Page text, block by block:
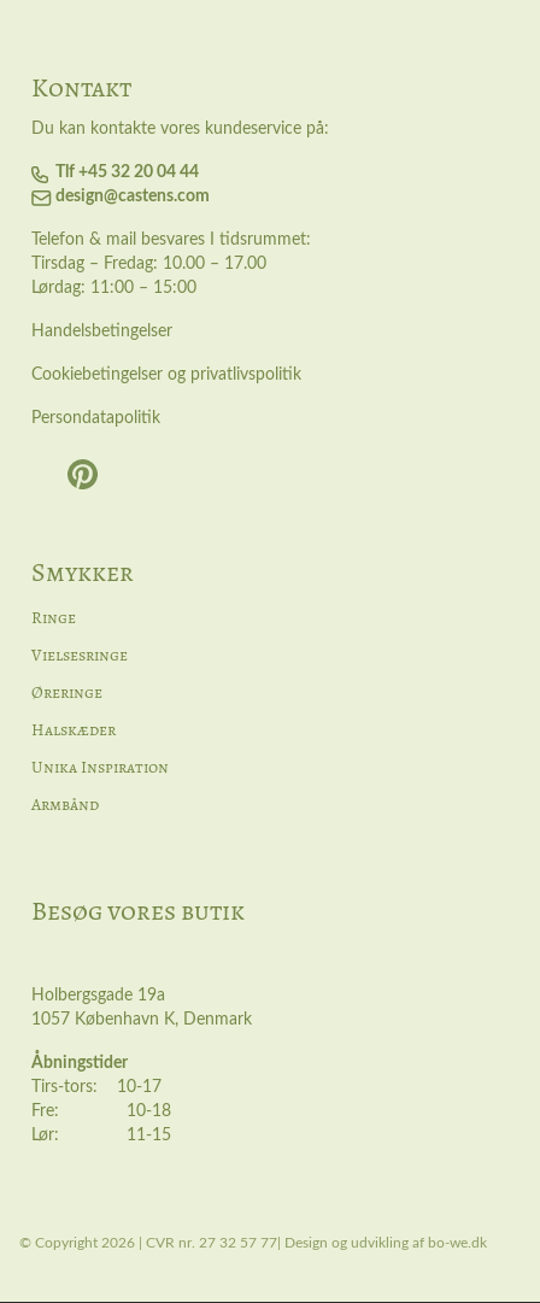
Kontakt
Du kan kontakte vores kundeservice på:
Tlf +45 32 20 04 44
design@castens.com
Telefon & mail besvares I tidsrummet:
Tirsdag – Fredag: 10.00 – 17.00
Lørdag: 11:00 – 15:00
Handelsbetingelser
Cookiebetingelser og privatlivspolitik
Persondatapolitik
Smykker
Ringe
Vielsesringe
Øreringe
Halskæder
Unika Inspiration
Armbånd
Besøg vores butik
Holbergsgade 19a
1057 København K, Denmark
Åbningstider
Tirs-tors: 10-17
Fre: 10-18
Lør: 11-15
© Copyright 2026 | CVR nr. 27 32 57 77| Design og udvikling af bo-we.dk